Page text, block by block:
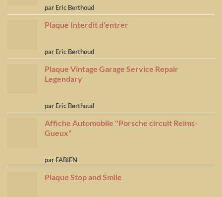
Note5 sur
5
par Eric Berthoud
Plaque Interdit d'entrer
Note5 sur
5
par Eric Berthoud
Plaque Vintage Garage Service Repair
Legendary
Note5 sur
5
par Eric Berthoud
Affiche Automobile "Porsche circuit Reims-
Gueux"
Note5sur
5
par FABIEN
Plaque Stop and Smile